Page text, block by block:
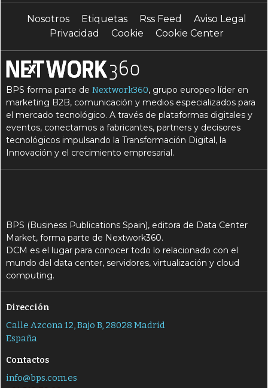
Nosotros Etiquetas Rss Feed
Aviso Legal
Privacidad
Cookie Cookie Center
BPS forma parte deNextwork360, grupo europeo líder en
marketing B2B, comunicación y medios especializados para
el mercado tecnológico. A través de plataformas digitales y
eventos, conectamos a fabricantes, partners y decisores
tecnológicos impulsando la Transformación Digital, la
Innovación y el crecimiento empresarial.
BPS (Business Publications Spain), editora de Data Center
Market, forma parte de Nextwork360.
DCM es el lugar para conocer todo lo relacionado con el
mundo del data center, servidores, virtualización y cloud
computing.
Dirección
Calle Azcona 12, Bajo B, 28028 Madrid
España
Contactos
info@bps.com.es